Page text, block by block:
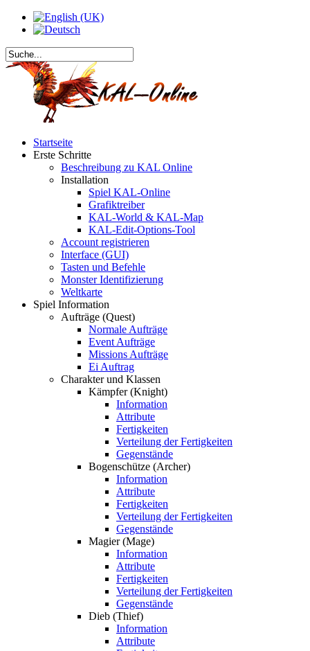
Startseite
Erste Schritte
Beschreibung zu KAL Online
Installation
Spiel KAL-Online
Grafiktreiber
KAL-World & KAL-Map
KAL-Edit-Options-Tool
Account registrieren
Interface (GUI)
Tasten und Befehle
Monster Identifizierung
Weltkarte
Spiel Information
Aufträge (Quest)
Normale Aufträge
Event Aufträge
Missions Aufträge
Ei Auftrag
Charakter und Klassen
Kämpfer (Knight)
Information
Attribute
Fertigkeiten
Verteilung der Fertigkeiten
Gegenstände
Bogenschütze (Archer)
Information
Attribute
Fertigkeiten
Verteilung der Fertigkeiten
Gegenstände
Magier (Mage)
Information
Attribute
Fertigkeiten
Verteilung der Fertigkeiten
Gegenstände
Dieb (Thief)
Information
Attribute